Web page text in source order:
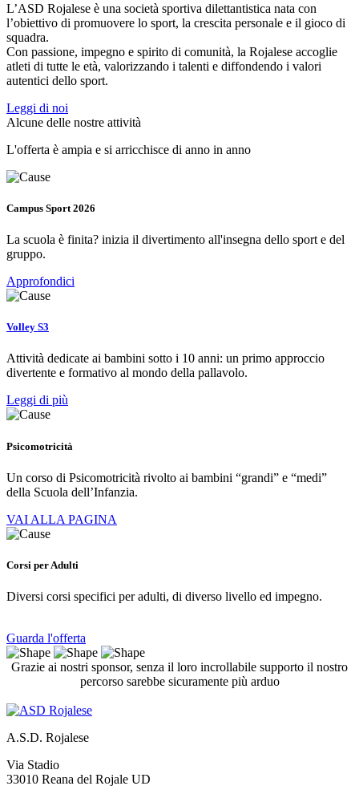
L’ASD Rojalese è una società sportiva dilettantistica nata con
l’obiettivo di promuovere lo sport, la crescita personale e il gioco di
squadra.
Con passione, impegno e spirito di comunità, la Rojalese accoglie
atleti di tutte le età, valorizzando i talenti e diffondendo i valori
autentici dello sport.
Leggi di noi
Alcune delle nostre attività
L'offerta è ampia e si arricchisce di anno in anno
Campus Sport 2026
La scuola è finita? inizia il divertimento all'insegna dello sport e del
gruppo.
Approfondici
Volley S3
Attività dedicate ai bambini sotto i 10 anni: un primo approccio
divertente e formativo al mondo della pallavolo.
Leggi di più
Psicomotricità
Un corso di Psicomotricità rivolto ai bambini “grandi” e “medi”
della Scuola dell’Infanzia.
VAI ALLA PAGINA
Corsi per Adulti
Diversi corsi specifici per adulti, di diverso livello ed impegno.
Guarda l'offerta
Grazie ai nostri sponsor, senza il loro incrollabile supporto il nostro
percorso sarebbe sicuramente più arduo
A.S.D. Rojalese
Via Stadio
33010 Reana del Rojale UD